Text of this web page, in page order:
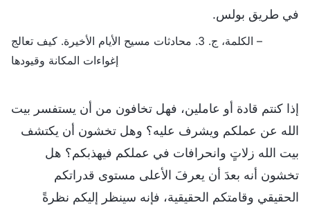
في طريق بولس.
– الكلمة، ج. 3. محادثات مسيح الأيام الأخيرة. كيف تعالج
إغواءات المكانة وقيودها
إذا كنتم قادة أو عاملين، فهل تخافون من أن يستفسر بيت
الله عن عملكم ويشرف عليه؟ وهل تخشون أن يكتشف
بيت الله زلاتٍ وانحرافات في عملكم فيهذبكم؟ هل
تخشون أنه بعدَ أن يعرفَ الأعلى مستوى قدراتكم
الحقيقي وقامتكم الحقيقية، فإنه سينظر إليكم نظرةً